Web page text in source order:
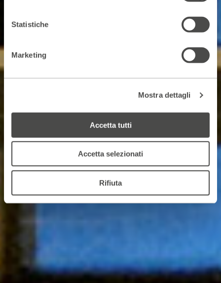
Statistiche
Marketing
Mostra dettagli
Accetta tutti
Accetta selezionati
Rifiuta